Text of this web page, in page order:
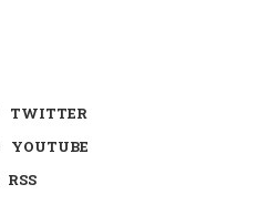
TWITTER
YOUTUBE
RSS